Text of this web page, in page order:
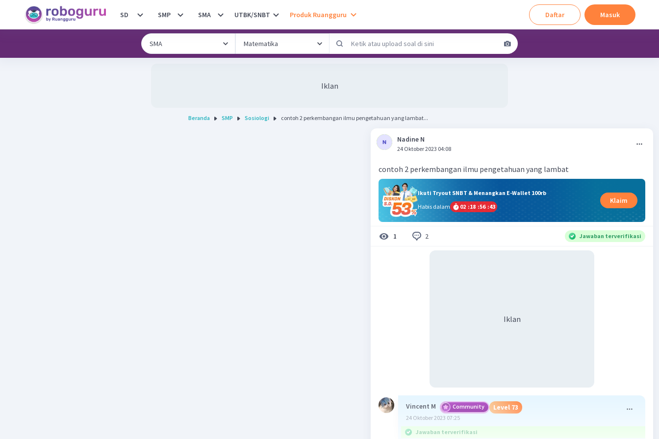
SD SMP SMA UTBK/SNBT Produk Ruangguru Daftar Masuk
Iklan
Beranda SMP Sosiologi contoh 2 perkembangan ilmu pengetahuan yang lambat...
Nadine N
24 Oktober 2023 04:08
contoh 2 perkembangan ilmu pengetahuan yang lambat
Ikuti Tryout SNBT & Menangkan E-Wallet 100rb
Habis dalam
02 :18 :56 :42
Klaim
1 2 Jawaban terverifikasi
Iklan
Vincent M Community Level 73
24 Oktober 2023 07:25
Jawaban terverifikasi